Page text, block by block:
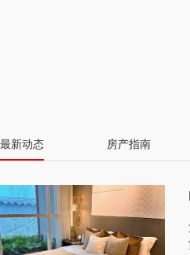
最新动态 房产指南